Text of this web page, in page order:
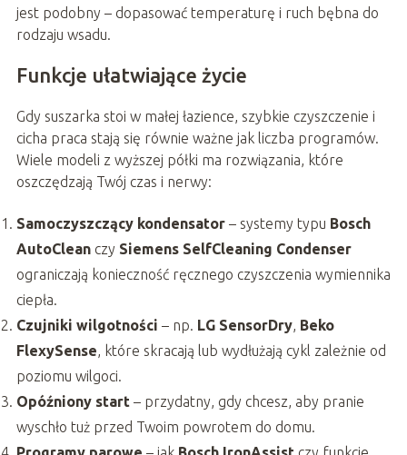
jest podobny – dopasować temperaturę i ruch bębna do
rodzaju wsadu.
Funkcje ułatwiające życie
Gdy suszarka stoi w małej łazience, szybkie czyszczenie i
cicha praca stają się równie ważne jak liczba programów.
Wiele modeli z wyższej półki ma rozwiązania, które
oszczędzają Twój czas i nerwy:
Samoczyszczący kondensator– systemy typu Bosch
AutoCleanczy Siemens SelfCleaning Condenser
ograniczają konieczność ręcznego czyszczenia wymiennika
ciepła.
Czujniki wilgotności – np. LG SensorDry, Beko
FlexySense, które skracają lub wydłużają cykl zależnie od
poziomu wilgoci.
Opóźniony start– przydatny, gdy chcesz, aby pranie
wyschło tuż przed Twoim powrotem do domu.